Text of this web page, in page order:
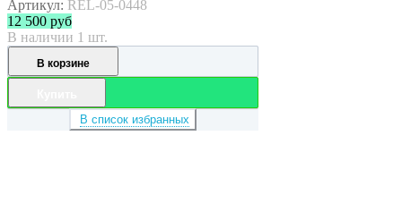
Артикул: REL-05-0448
12 500 руб
В наличии 1 шт.
В корзине
В список избранных